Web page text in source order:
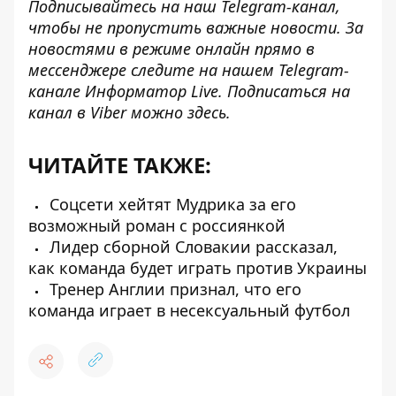
Подписывайтесь на наш Telegram-канал,
чтобы не пропустить важные новости. За
новостями в режиме онлайн прямо в
мессенджере следите на нашем Telegram-
канале Информатор Live. Подписаться на
канал в Viber можно здесь.
ЧИТАЙТЕ ТАКЖЕ:
Соцсети хейтят Мудрика за его
возможный роман с россиянкой
Лидер сборной Словакии рассказал,
как команда будет играть против Украины
Тренер Англии признал, что его
команда играет в несексуальный футбол